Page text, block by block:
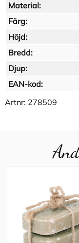
Material:
Färg:
Höjd:
Bredd:
Djup:
EAN-kod:
Artnr: 278509